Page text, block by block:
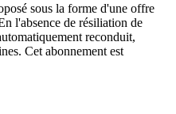
sous la forme d'une offre
l'absence de résiliation de
reconduit,
Cet abonnement est